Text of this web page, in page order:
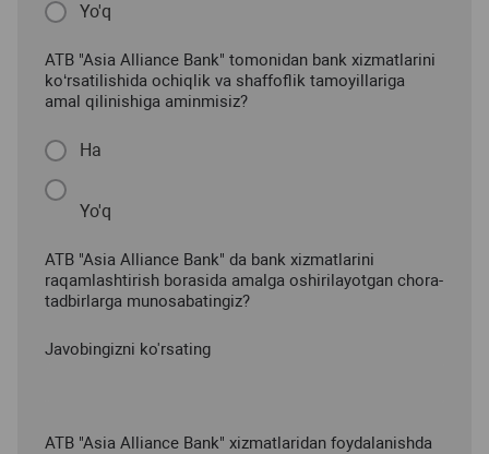
Yo'q
ATB "Asia Alliance Bank" tomonidan bank xizmatlarini
ko‘rsatilishida ochiqlik va shaffoflik tamoyillariga
amal qilinishiga aminmisiz?
Ha
Yo'q
ATB "Asia Alliance Bank" da bank xizmatlarini
raqamlashtirish borasida amalga oshirilayotgan chora-
tadbirlarga munosabatingiz?
Javobingizni ko'rsating
ATB "Asia Alliance Bank" xizmatlaridan foydalanishda